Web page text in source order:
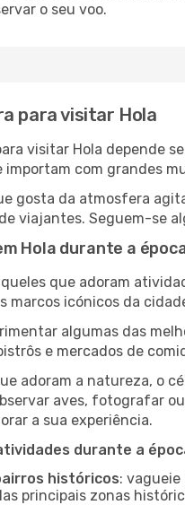
o seu voo.
para visitar Hola
visitar Hola depende
importam com grandes
gosta da atmosfera
viajantes. Seguem-se
Hola durante a
que adoram
marcos icónicos da
algumas das
e mercados de
adoram a natureza, o
aves, fotografar
a sua experiência.
durante a
históricos:
principais zonas